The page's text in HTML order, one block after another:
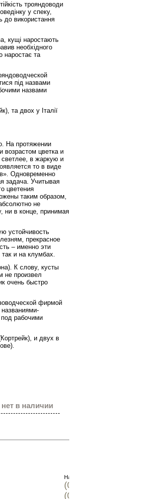
трояндоводи
у спеку,
до використання
кущі наростають
необхідного
наростає та
під назвами
назвами
та двох у Італії
На протяжении
возрастом цветка и
в жаркую и
то в виде
Одновременно
задача. Учитывая
цветения
таким образом,
не
ни в конце, принимая
устойчивость
прекрасное
– именно эти
и на клумбах.
К слову, кусты
не произвел
очень быстро
фирмой
рабочими
и двух в
нет в наличии
Наши телефоны:
(096) 302-74-07
(099) 631-22-86